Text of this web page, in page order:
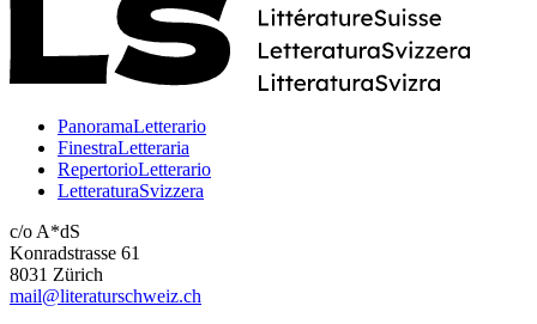
PanoramaLetterario
FinestraLetteraria
RepertorioLetterario
LetteraturaSvizzera
c/o A*dS
Konradstrasse 61
8031 Zürich
mail@literaturschweiz.ch